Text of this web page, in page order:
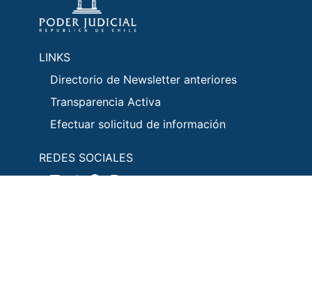
LINKS
Directorio de Newsletter anteriores
Transparencia Activa
Efectuar solicitud de información
REDES SOCIALES